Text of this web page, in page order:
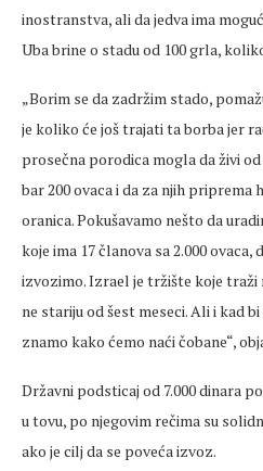
inostranstva, ali da jedva ima
Uba brine o stadu od 100 grla,
„Borim se da zadržim stado,
je koliko će još trajati ta borba jer
prosečna porodica mogla da živi
bar 200 ovaca i da za njih priprema
oranica. Pokušavamo nešto da
koje ima 17 članova sa 2.000 ovaca,
izvozimo. Izrael je tržište koje traži
ne stariju od šest meseci. Ali i kad
znamo kako ćemo naći čobane“,
Državni podsticaj od 7.000 dinara
u tovu, po njegovim rečima su
ako je cilj da se poveća izvoz.